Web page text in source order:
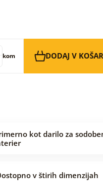
kom DODAJ V
kot darilo za
v štirih dimenzijah